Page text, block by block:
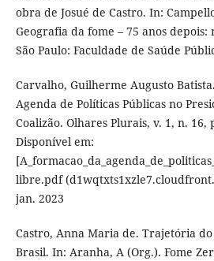
obra de Josué de Castro. In:
Geografia da fome – 75 anos depois:
São Paulo: Faculdade de Saúde
Carvalho, Guilherme Augusto
Agenda de Políticas Públicas no
Coalizão. Olhares Plurais, v. 1, n. 16,
Disponível em:
libre.pdf
jan. 2023
Castro, Anna Maria de. Trajetória do
Brasil. In: Aranha, A (Org.). Fome